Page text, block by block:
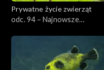
Prywatne życie zwierząt
odc. 94 – Najnowsze